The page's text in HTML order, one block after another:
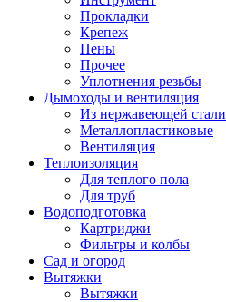
Прокладки
Крепеж
Пены
Прочее
Уплотнения резьбы
Дымоходы и вентиляция
Из нержавеющей стали
Металлопластиковые
Вентиляция
Теплоизоляция
Для теплого пола
Для труб
Водоподготовка
Картриджи
Фильтры и колбы
Сад и огород
Вытяжки
Вытяжки